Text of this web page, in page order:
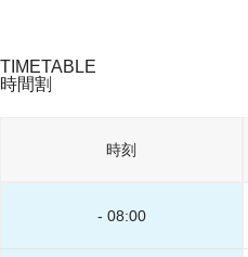
TIMETABLE
時間割
時刻
- 08:00